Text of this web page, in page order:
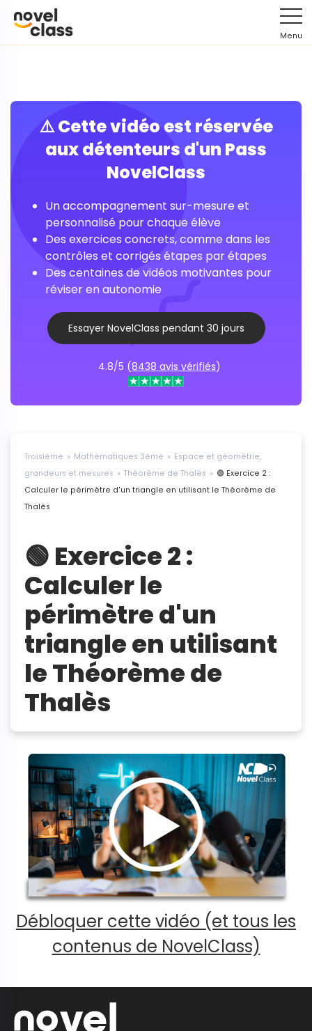
Menu
⚠️ Cette vidéo est réservée
aux détenteurs d'un Pass
NovelClass
Un accompagnement sur-mesure et
personnalisé pour chaque élève
Des exercices concrets, comme dans les
contrôles et corrigés étapes par étapes
Des centaines de vidéos motivantes pour
réviser en autonomie
Essayer NovelClass pendant 30 jours
4.8/5 (8438 avis vérifiés)
Troisième Mathématiques 3ème
Espace et géométrie,
grandeurs et mesures
Théorème de Thalès
🟢 Exercice 2 :
Calculer le périmètre d'un triangle en utilisant le Théorème de
Thalès
🟢 Exercice 2 :
Calculer le
périmètre d'un
triangle en utilisant
le Théorème de
Thalès
Débloquer cette vidéo (et tous les
contenus de NovelClass)